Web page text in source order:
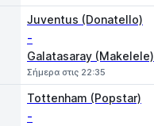
Juventus (Donatello)
-
Galatasaray (Makelele)
Σήμερα στις 22:35
Tottenham (Popstar)
-